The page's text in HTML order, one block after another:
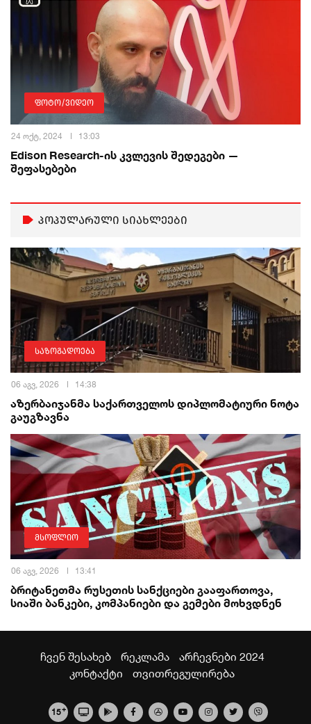
ფოტო/ვიდეო
24 ოქტ, 2024 13:03
Edison Research-ის კვლევის შედეგები —
შეფასებები
პოპულარული სიახლეები
საზოგადოება
06 აგვ, 2026 14:38
აზერბაიჯანმა საქართველოს დიპლომატიური ნოტა
გაუგზავნა
მსოფლიო
06 აგვ, 2026 13:41
ბრიტანეთმა რუსეთის სანქციები გააფართოვა,
სიაში ბანკები, კომპანიები და გემები მოხვდნენ
ჩვენ შესახებ რეკლამა
არჩევნები 2024
კონტაქტი
თვითრეგულირება
15+